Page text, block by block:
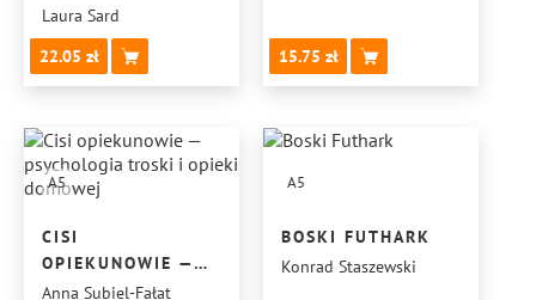
DO TECHNIK
ZAAWANSOWANYCH
ODKRYJ SWOJE
PRZEZNACZENIE
Laura Sard
22.05
15.75
A5
CISI
OPIEKUNOWIE —
PSYCHOLOGIA
Anna Subiel-Fałat
A5
BOSKI FUTHARK
Konrad Staszewski